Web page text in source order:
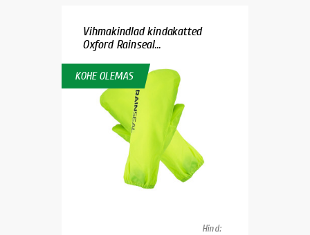
Vihmakindlad kindakatted
Oxford Rainseal...
KOHE OLEMAS
Hind: